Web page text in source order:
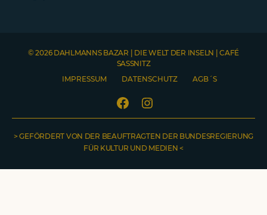
© 2026 DAHLMANNS BAZAR | DIE WELT DER INSELN | CAFÉ
SASSNITZ
IMPRESSUM
DATENSCHUTZ AGB´S
FacebookInstagram
> GEFÖRDERT VON DER BEAUFTRAGTEN DER BUNDESREGIERUNG
FÜR KULTUR UND MEDIEN <